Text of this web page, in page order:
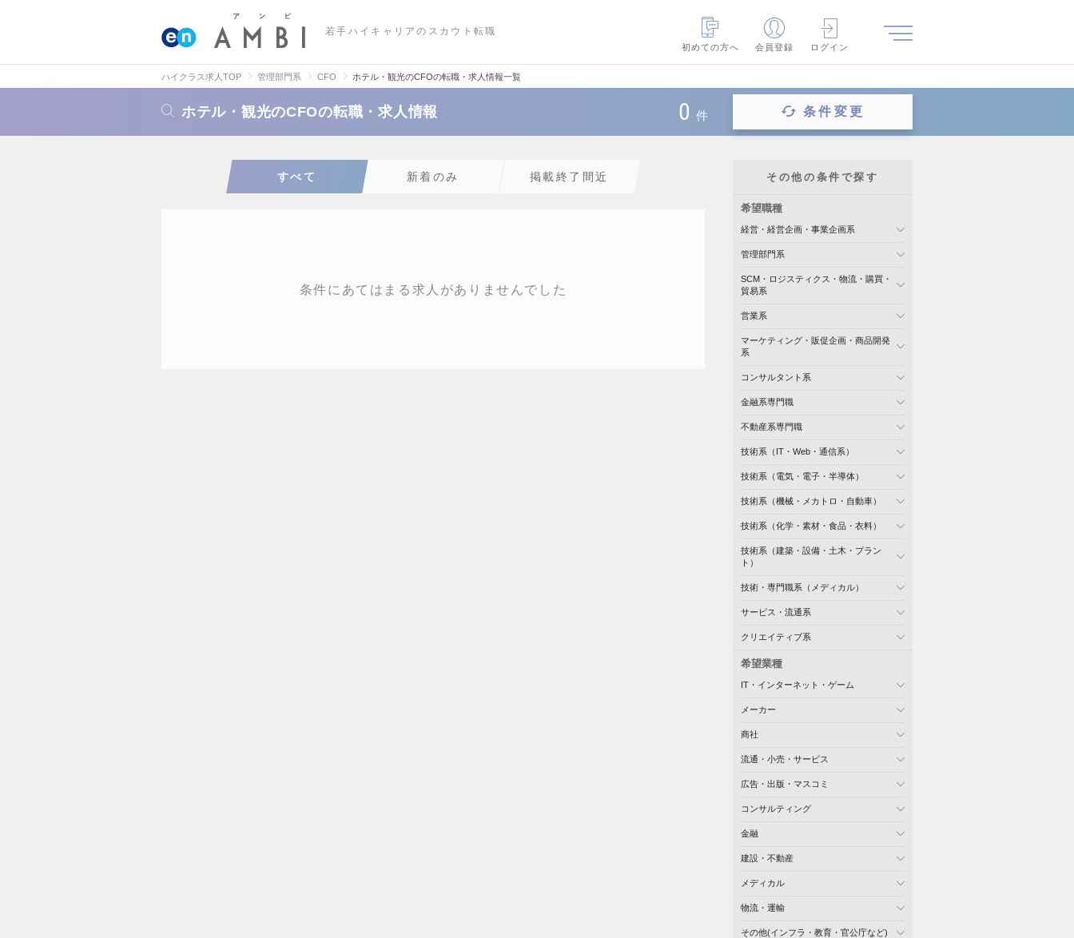
若手ハイキャリアのスカウト転職
初めての方へ
会員登録 ログイン
ハイクラス求人TOP 管理部門系 CFO ホテル・観光のCFOの転職・求人情報一覧
ホテル・観光のCFOの転職・求人情報 0 件 条件変更
すべて 新着のみ 掲載終了間近
条件にあてはまる求人がありませんでした
その他の条件で探す
希望職種
経営・経営企画・事業企画系
管理部門系
SCM・ロジスティクス・物流・購買・
貿易系
営業系
マーケティング・販促企画・商品開発
系
コンサルタント系
金融系専門職
不動産系専門職
技術系（IT・Web・通信系）
技術系（電気・電子・半導体）
技術系（機械・メカトロ・自動車）
技術系（化学・素材・食品・衣料）
技術系（建築・設備・土木・プラン
ト）
技術・専門職系（メディカル）
サービス・流通系
クリエイティブ系
希望業種
IT・インターネット・ゲーム
メーカー
商社
流通・小売・サービス
広告・出版・マスコミ
コンサルティング
金融
建設・不動産
メディカル
物流・運輸
その他(インフラ・教育・官公庁など)